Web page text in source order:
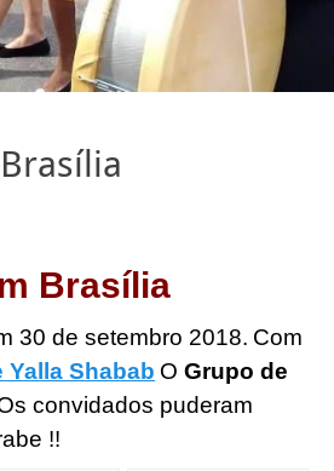
Brasília
30 de setembro 2018. Com
Yalla Shabab O Grupo de
convidados puderam
!!